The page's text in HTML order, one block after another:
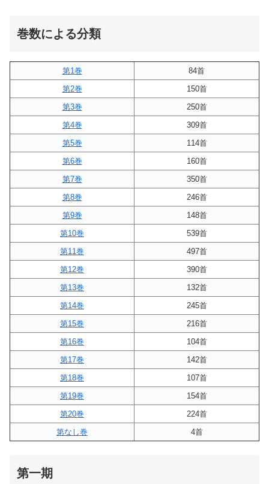
巻数による分類
第1巻
84首
第2巻
150首
第3巻
250首
第4巻
309首
第5巻
114首
第6巻
160首
第7巻
350首
第8巻
246首
第9巻
148首
第10巻
539首
第11巻
497首
第12巻
390首
第13巻
132首
第14巻
245首
第15巻
216首
第16巻
104首
第17巻
142首
第18巻
107首
第19巻
154首
第20巻
224首
第なし巻
4首
第一期